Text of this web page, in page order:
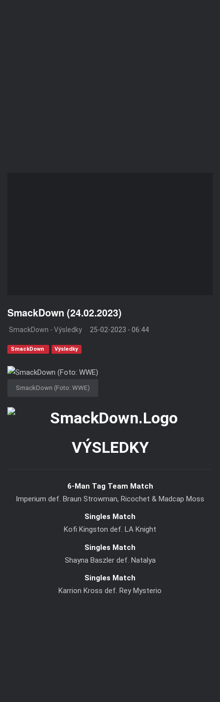
SmackDown (24.02.2023)
SmackDown - Výsledky 25-02-2023 - 06:44
SmackDown Výsledky
SmackDown (Foto: WWE)
VÝSLEDKY
6-Man Tag Team Match
Imperium def. Braun Strowman, Ricochet & Madcap Moss
Singles Match
Kofi Kingston def. LA Knight
Singles Match
Shayna Baszler def. Natalya
Singles Match
Karrion Kross def. Rey Mysterio